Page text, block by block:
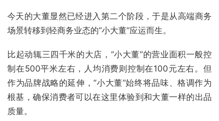
今天的大董显然已经进入第二个阶段，于是从高端商务
场景转移到轻商务业态的“小大董”应运而生。
比起动辄三四千米的大店，“小大董”的营业面积一般控
制在500平米左右，人均消费则控制在100元左右。但
作为品牌战略的延伸，“小大董”始终将品味、格调作为
根基，确保消费者可以在这里体验到和大董一样的出品
质量。